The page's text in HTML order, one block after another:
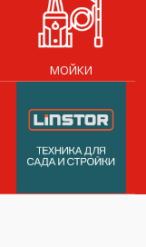
МОЙКИ